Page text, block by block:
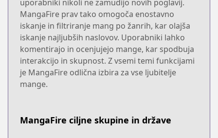
uporabniki nikoli ne zamudijo novih poglavij.
MangaFire prav tako omogoča enostavno
iskanje in filtriranje mang po žanrih, kar olajša
iskanje najljubših naslovov. Uporabniki lahko
komentirajo in ocenjujejo mange, kar spodbuja
interakcijo in skupnost. Z vsemi temi funkcijami
je MangaFire odlična izbira za vse ljubitelje
mange.
MangaFire ciljne skupine in države